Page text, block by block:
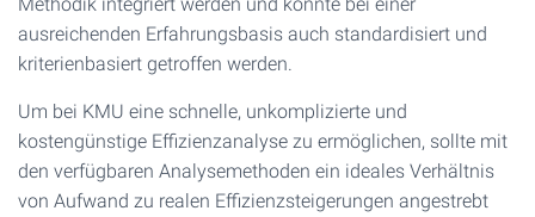
ausreichenden Erfahrungsbasis auch standardisiert und
kriterienbasiert getroffen werden.
Um bei KMU eine schnelle, unkomplizierte und
kostengünstige Effizienzanalyse zu ermöglichen, sollte mit
den verfügbaren Analysemethoden ein ideales Verhältnis
von Aufwand zu realen Effizienzsteigerungen angestrebt